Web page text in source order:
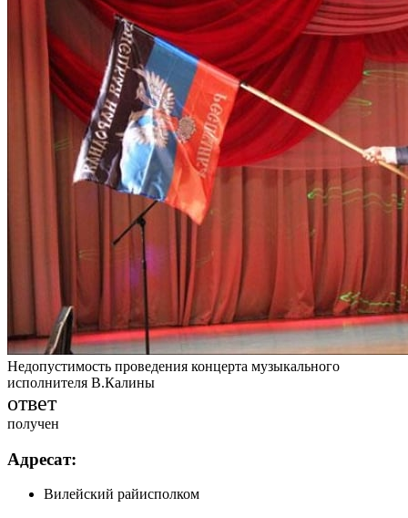
Недопустимость проведения концерта музыкального
исполнителя В.Калины
ответ
получен
Адресат:
Вилейский райисполком